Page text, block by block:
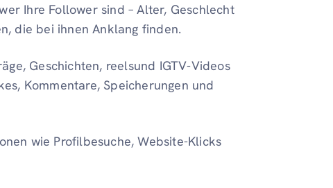
Ihre Follower sind – Alter, Geschlecht
die bei ihnen Anklang finden.
Geschichten, reelsund IGTV-Videos
Kommentare, Speicherungen und
wie Profilbesuche, Website-Klicks